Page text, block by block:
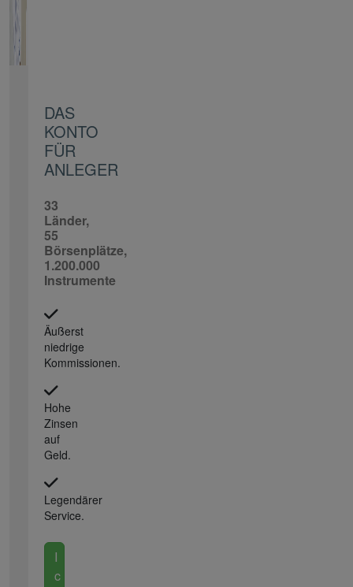
DAS
KONTO
FÜR
ANLEGER
33
Länder,
55
Börsenplätze,
1.200.000
Instrumente
Äußerst
niedrige
Kommissionen.
Hohe
Zinsen
auf
Geld.
Legendärer
Service.
I
c